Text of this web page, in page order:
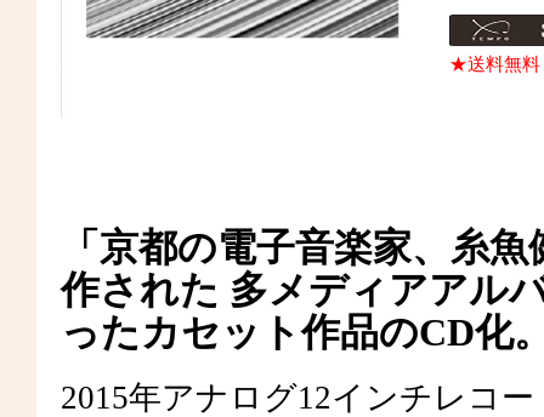
★送料無料
「京都の電子音楽家、糸
作された 多メディアアル
ったカセット作品のCD化
2015年アナログ12インチレコ